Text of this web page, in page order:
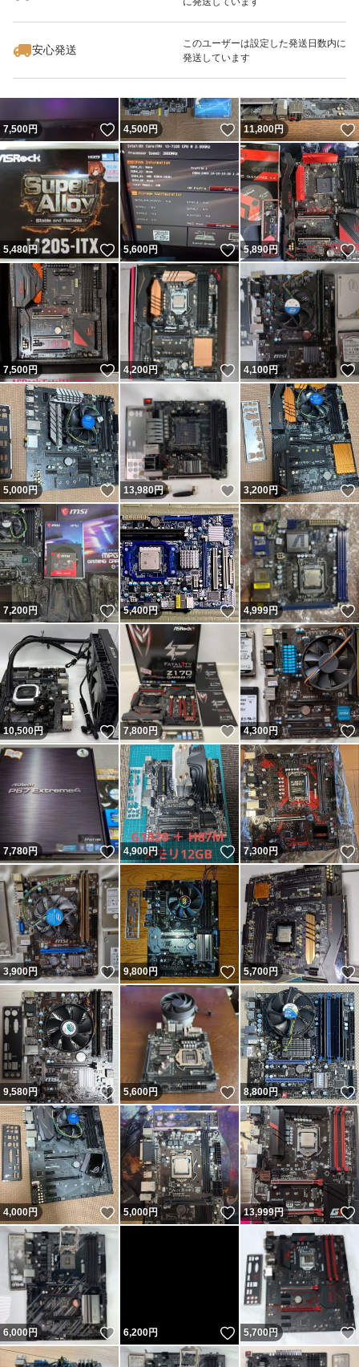
安心発送
このユーザーは設定した発送日数内に
発送しています
いいね！
6,880
7,500円 いいね！
4,500円 いいね！
11,800円
5,480円 いいね！
5,600円 いいね！
5,890円
7,500円 いいね！
4,200円 いいね！
4,100円
5,000円 いいね！
13,980円 いいね！
3,200円
7,200円 いいね！
5,400円 いいね！
4,999円
10,500円 いいね！
7,800円 いいね！
4,300円
7,780円 いいね！
4,900円 いいね！
7,300円
3,900円 いいね！
9,800円 いいね！
5,700円
9,580円 いいね！
5,600円 いいね！
8,800円
4,000円 いいね！
5,000円 いいね！
13,999円
6,000円 いいね！
6,200円 いいね！
5,700円